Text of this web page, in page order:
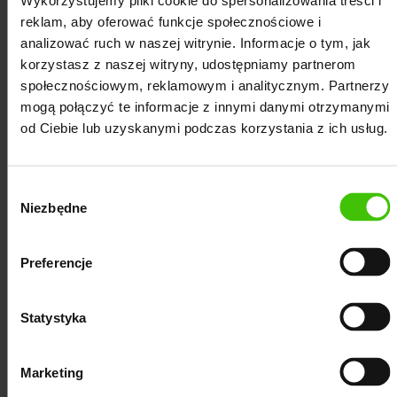
reklam, aby oferować funkcje społecznościowe i
analizować ruch w naszej witrynie. Informacje o tym, jak
korzystasz z naszej witryny, udostępniamy partnerom
społecznościowym, reklamowym i analitycznym. Partnerzy
mogą połączyć te informacje z innymi danymi otrzymanymi
od Ciebie lub uzyskanymi podczas korzystania z ich usług.
zgody
Niezbędne
Preferencje
Statystyka
Marketing
na najwyższym poziomie. Zapewniamy regularne
raporty dotyczące postępów w pozycjonowaniu
Twojej strony oraz ciągły kontakt z
dedykowanym opiekunem.Oto strategia, którą
stosujemy, aby efektywnie promować strony
naszych klientów z Chojnic:
W przeciwieństwie do
optymalizacja off-site to szereg
stroną, dzięki którym zwiększa się jej